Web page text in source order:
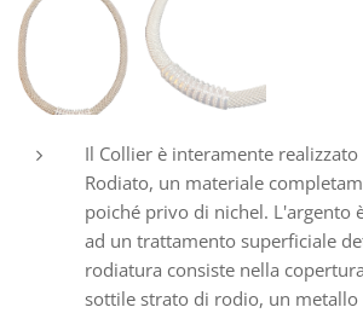
Il Collier è interamente
Rodiato, un materiale
poiché privo di nichel. L'argento
ad un trattamento superficiale
rodiatura consiste nella
sottile strato di rodio, un metallo